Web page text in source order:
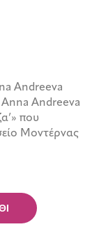
Andreeva
Andreeva
που
Μοντέρνας